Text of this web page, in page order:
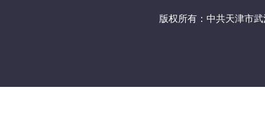
版权所有：中共天津市